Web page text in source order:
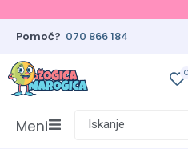
Pomoč? 070 866 184
0
Iskanje
Meni